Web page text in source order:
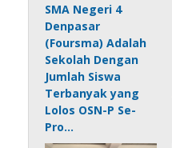
SMA Negeri 4
Denpasar
(Foursma) Adalah
Sekolah Dengan
Jumlah Siswa
Terbanyak yang
Lolos OSN-P Se-
Pro…